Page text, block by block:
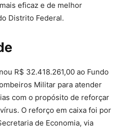
eficaz e de melhor
Distrito Federal.
R$ 32.418.261,00 ao Fundo
Militar para atender
com o propósito de reforçar
O reforço em caixa foi por
de Economia, via